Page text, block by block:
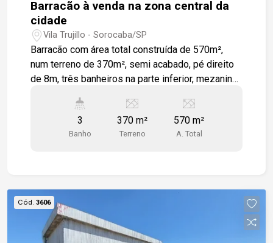
Barracão à venda na zona central da
cidade
Vila Trujillo - Sorocaba/SP
Barracão com área total construída de 570m²,
num terreno de 370m², semi acabado, pé direito
de 8m, três banheiros na parte inferior, mezanino
andar térreo, em concreto armado com
capacidade para suportar até 6 ton/m².
Localizado em avenida de grande fluxo de
escolas, farmácias, posto de combustível e
ampla rede de transporte público.
3
Banho
370 m²
Terreno
570 m²
A. Total
Cód. 3606